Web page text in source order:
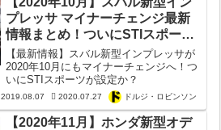
プレッサ マイナーチェンジ最新
情報まとめ！ついにSTIスポーツ
が設定？
【最新情報】スバル新型インプレッサが
2020年10月にもマイナーチェンジへ！つ
いにSTIスポーツが設定か？
2019.08.07 2020.07.27 ドルジ・ロビンソン
【2020年11月】ホンダ新型オデ